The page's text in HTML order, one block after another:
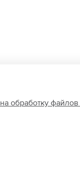
обработку файлов